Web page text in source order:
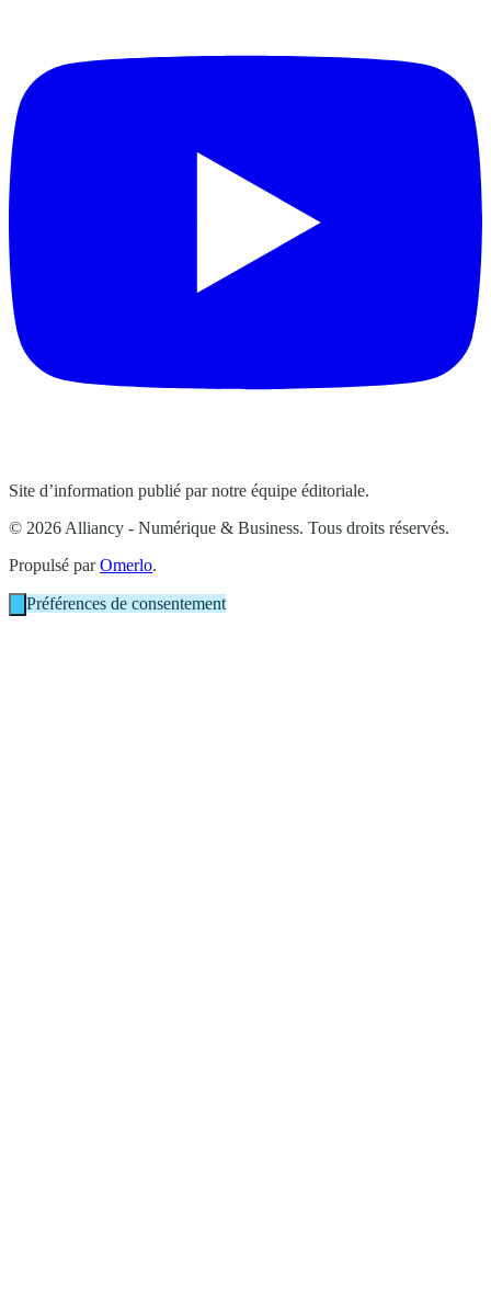
Site d’information publié par notre équipe éditoriale.
© 2026 Alliancy - Numérique & Business. Tous droits réservés.
Propulsé parOmerlo.
Préférences de consentement